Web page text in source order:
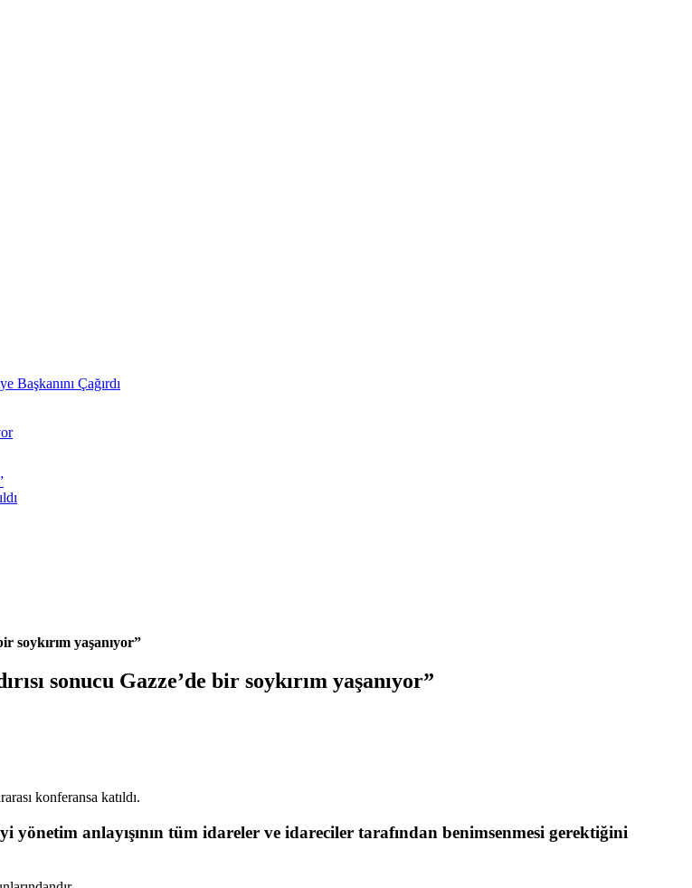
Başkanını Çağırdı
soykırım yaşanıyor”
sonucu Gazze’de bir soykırım yaşanıyor”
konferansa katıldı.
anlayışının tüm idareler ve idareciler tarafından benimsenmesi gerektiğini